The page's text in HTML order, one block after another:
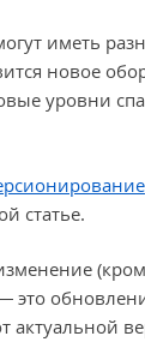
иметь
новое
уровни
статье.
это
актуальной